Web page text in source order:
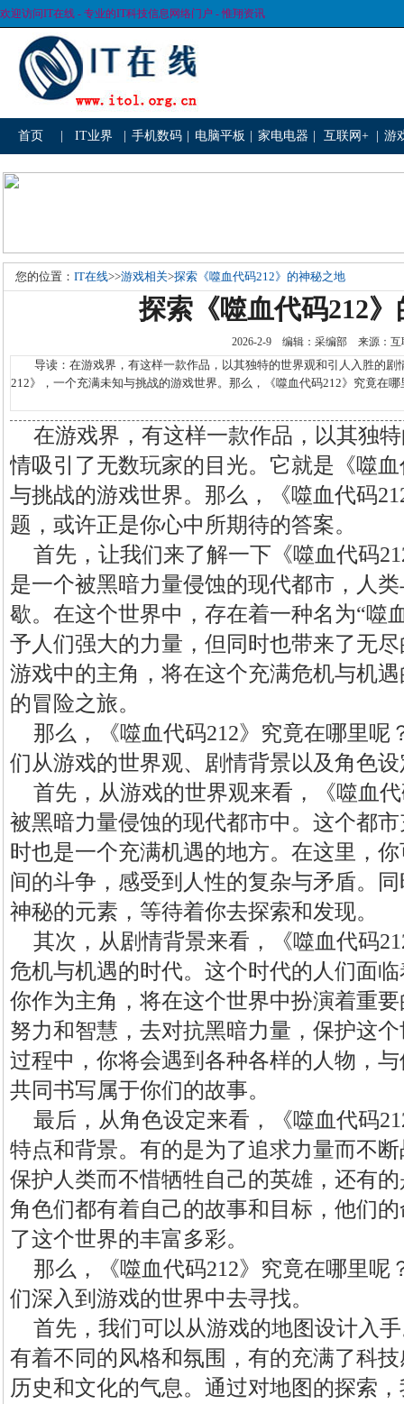
欢迎访问IT在线 - 专业的IT科技信息网络门户 - 惟翔资讯
首页 IT业界 手机数码 电脑平板 家电电器 互联网+ 游
您的位置： IT在线>>游戏相关>探索《噬血代码212》的神秘之地
探索《噬血代码212
2026-2-9 编辑：采编部 来源：
导读：在游戏界，有这样一款作品，以其独特的世界观和引人入胜的剧
212》，一个充满未知与挑战的游戏世界。那么，《噬血代码212》究竟在
在游戏界，有这样一款作品，以其独
情吸引了无数玩家的目光。它就是《噬
与挑战的游戏世界。那么，《噬血代码
题，或许正是你心中所期待的答案。
首先，让我们来了解一下《噬血代码
是一个被黑暗力量侵蚀的现代都市，人
歇。在这个世界中，存在着一种名为“噬
予人们强大的力量，但同时也带来了无
游戏中的主角，将在这个充满危机与机
的冒险之旅。
那么，《噬血代码212》究竟在哪里呢
们从游戏的世界观、剧情背景以及角色
首先，从游戏的世界观来看，《噬血
被黑暗力量侵蚀的现代都市中。这个都
时也是一个充满机遇的地方。在这里，
间的斗争，感受到人性的复杂与矛盾。
神秘的元素，等待着你去探索和发现。
其次，从剧情背景来看，《噬血代码
危机与机遇的时代。这个时代的人们面
你作为主角，将在这个世界中扮演着重
努力和智慧，去对抗黑暗力量，保护这
过程中，你将会遇到各种各样的人物，
共同书写属于你们的故事。
最后，从角色设定来看，《噬血代码
特点和背景。有的是为了追求力量而不
保护人类而不惜牺牲自己的英雄，还有
角色们都有着自己的故事和目标，他们
了这个世界的丰富多彩。
那么，《噬血代码212》究竟在哪里呢
们深入到游戏的世界中去寻找。
首先，我们可以从游戏的地图设计入
有着不同的风格和氛围，有的充满了科
历史和文化的气息。通过对地图的探索